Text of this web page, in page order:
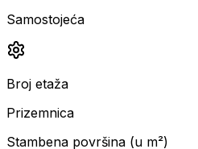
Samostojeća
Broj etaža
Prizemnica
Stambena površina (u m²)